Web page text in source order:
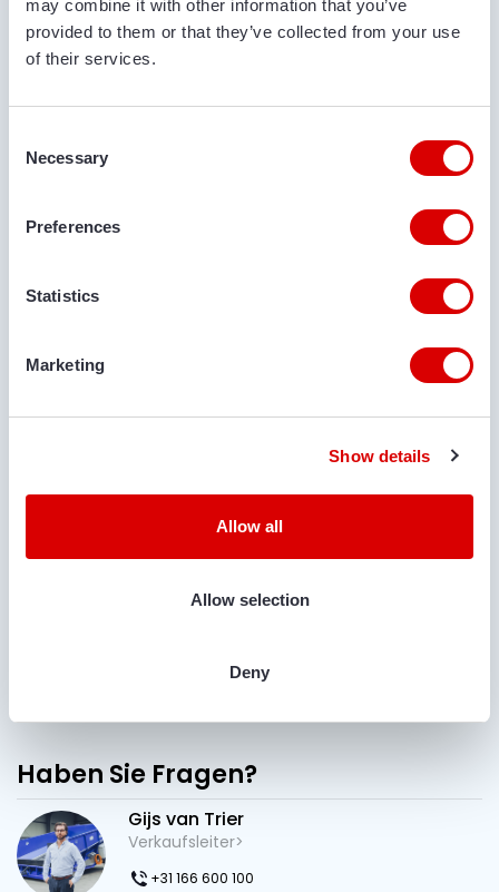
may combine it with other information that you’ve
provided to them or that they’ve collected from your use
of their services.
Selection
Necessary
Preferences
Statistics
Marketing
Show details
Allow all
Allow selection
Deny
KOMMENTARE
Ja Nein
ORT DER ZUSTELLUNG
Geben Sie den Straßennamen + Hausnummer und den
ZUSTIMMUNG
Ich bin mit der Datenschutzerklärung
Haben Sie Fragen?
Gijs van Trier
Verkaufsleiter>
+31 166 600 100